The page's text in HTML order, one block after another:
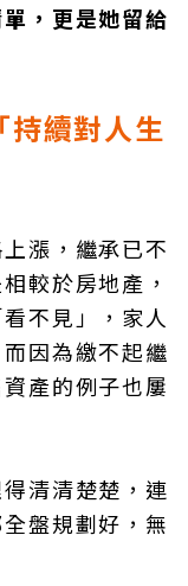
，更是她留給
持續對人生
漲，繼承已不
較於房地產，
不見」，家人
因為繳不起繼
產的例子也屢
清清楚楚，連
盤規劃好，無